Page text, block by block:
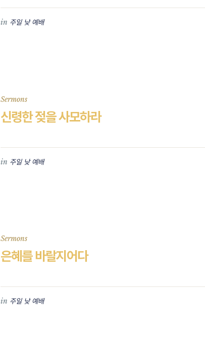
in 주일 낮 예배
Sermons
신령한 젖을 사모하라
in 주일 낮 예배
Sermons
은혜를 바랄지어다
in 주일 낮 예배